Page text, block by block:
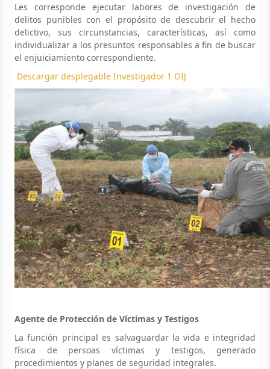
Les corresponde ejecutar labores de investigación de
delitos punibles con el propósito de descubrir el hecho
delictivo, sus circunstancias, características, así como
individualizar a los presuntos responsables a fin de buscar
el enjuiciamiento correspondiente.
Descargar desplegable Investigador 1 OIJ
Agente de Protección de Víctimas y Testigos
La función principal es salvaguardar la vida e integridad
física de persoas víctimas y testigos, generado
procedimientos y planes de seguridad integrales.